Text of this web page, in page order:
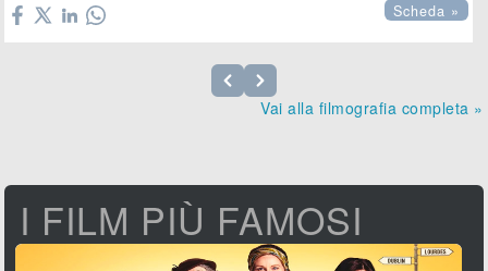
Scheda »
Vai alla filmografia completa »
I FILM PIÙ FAMOSI